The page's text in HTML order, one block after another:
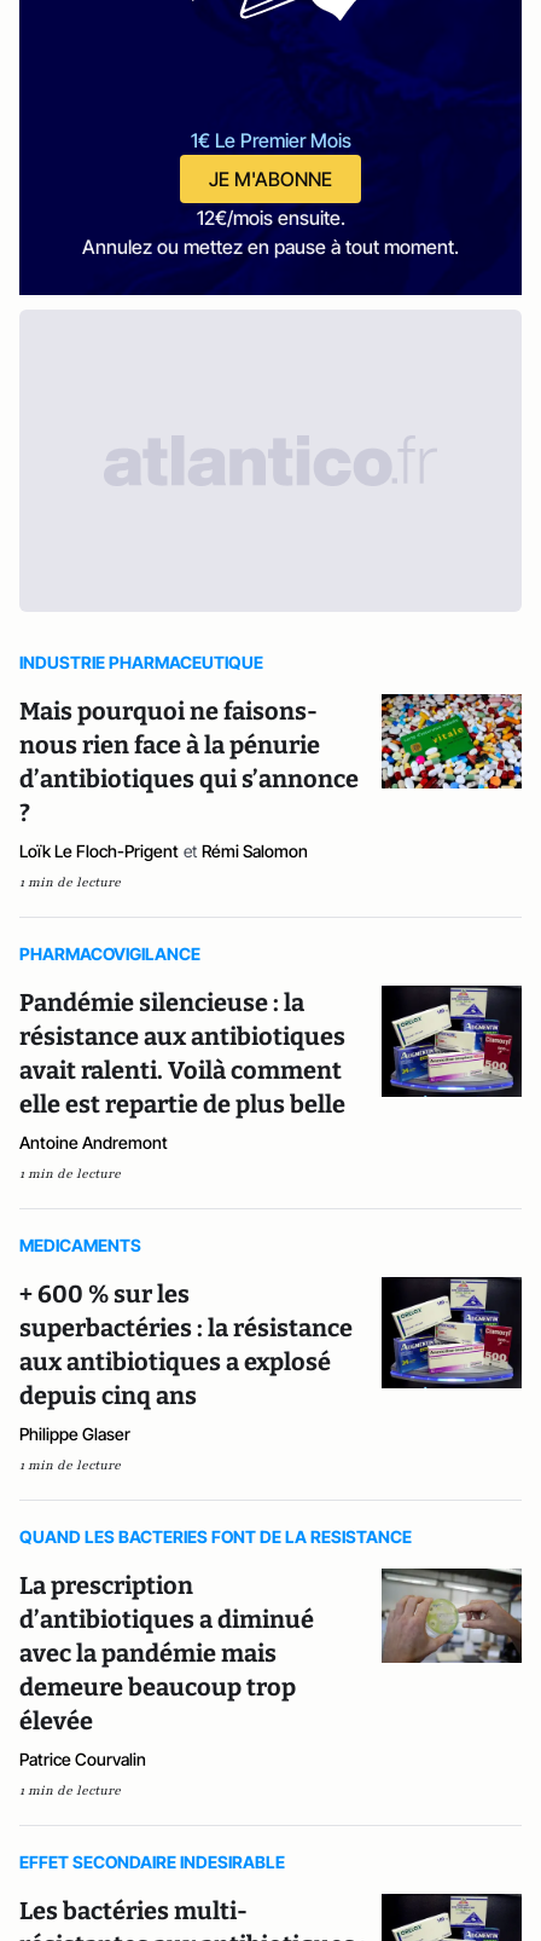
1€ Le Premier Mois
JE M'ABONNE
12€/mois ensuite.
Annulez ou mettez en pause à tout moment.
INDUSTRIE PHARMACEUTIQUE
Mais pourquoi ne faisons-
nous rien face à la pénurie
d’antibiotiques qui s’annonce
?
Loïk Le Floch-Prigent et Rémi Salomon
1 min de lecture
PHARMACOVIGILANCE
Pandémie silencieuse : la
résistance aux antibiotiques
avait ralenti. Voilà comment
elle est repartie de plus belle
Antoine Andremont
1 min de lecture
MEDICAMENTS
+ 600 % sur les
superbactéries : la résistance
aux antibiotiques a explosé
depuis cinq ans
Philippe Glaser
1 min de lecture
QUAND LES BACTERIES FONT DE LA RESISTANCE
La prescription
d’antibiotiques a diminué
avec la pandémie mais
demeure beaucoup trop
élevée
Patrice Courvalin
1 min de lecture
EFFET SECONDAIRE INDESIRABLE
Les bactéries multi-